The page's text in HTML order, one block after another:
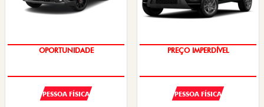
OPORTUNIDADE
PESSOA FÍSICA
PREÇO IMPERDÍVEL
PESSOA FÍSICA